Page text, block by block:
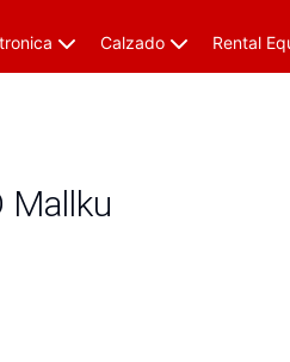
Calzado Rental
Mallku